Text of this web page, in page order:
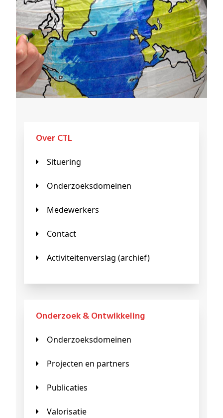
Over CTL
Situering
Onderzoeksdomeinen
Medewerkers
Contact
Activiteitenverslag (archief)
Onderzoek & Ontwikkeling
Onderzoeksdomeinen
Projecten en partners
Publicaties
Valorisatie